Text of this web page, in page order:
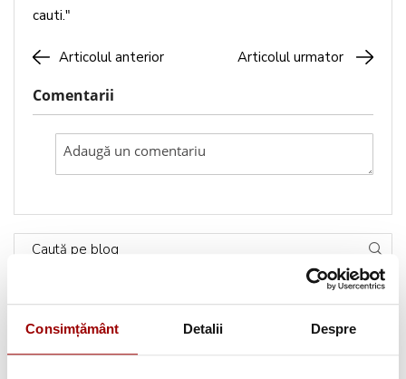
Consimțământ Detalii Despre
cauti."
Articolul anterior Articolul urmator
Comentarii
Caută pe blog